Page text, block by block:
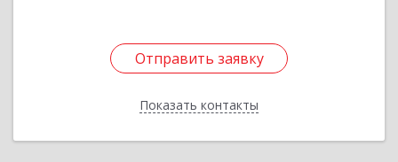
Отправить заявку
Показать контакты
Отправить заявку
Назад